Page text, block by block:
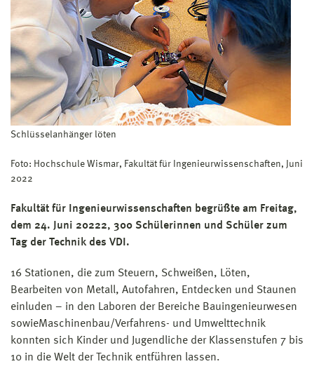
Schlüsselanhänger löten
Foto: Hochschule Wismar, Fakultät für Ingenieurwissenschaften, Juni
2022
Fakultät für Ingenieurwissenschaften begrüßte am Freitag,
dem 24. Juni 20222, 300 Schülerinnen und Schüler zum
Tag der Technik des VDI.
16 Stationen, die zum Steuern, Schweißen, Löten,
Bearbeiten von Metall, Autofahren, Entdecken und Staunen
einluden – in den Laboren der Bereiche Bauingenieurwesen
sowieMaschinenbau/Verfahrens- und Umwelttechnik
konnten sich Kinder und Jugendliche der Klassenstufen 7 bis
10 in die Welt der Technik entführen lassen.